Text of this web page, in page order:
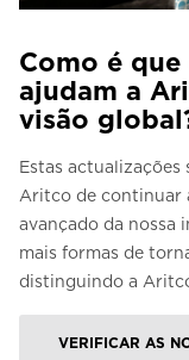
Como é
ajudam a
visão
Estas actualizações
Aritco de continuar
avançado da nossa
mais formas de
distinguindo a
VERIFICAR AS